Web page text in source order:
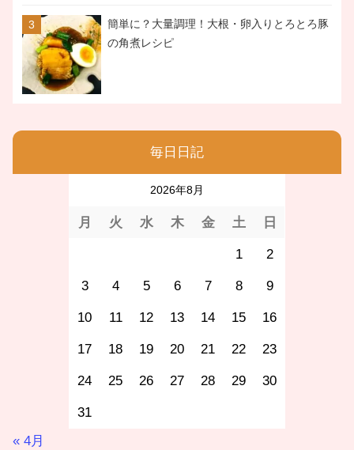
簡単に？大量調理！大根・卵入りとろとろ豚
の角煮レシピ
毎日日記
2026年8月
月 火 水 木 金 土 日
1 2
3 4 5 6 7 8 9
10 11 12 13 14 15 16
17 18 19 20 21 22 23
24 25 26 27 28 29 30
31
« 4月